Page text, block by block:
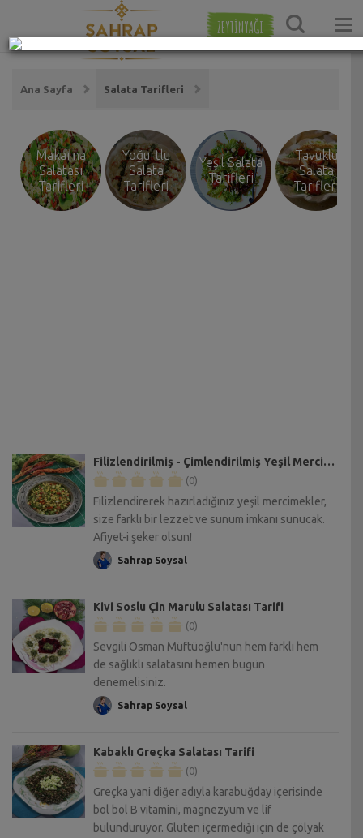
ZEYTİNYAĞI
Ana Sayfa Salata Tarifleri
Makarna
Salatası
Tarifleri
Yoğurtlu
Salata
Tarifleri
Yeşil Salata
Tarifleri
Tavuklu
Salata
Tarifleri
Filizlendirilmiş - Çimlendirilmiş Yeşil Mercimek Salatası Tarifi
(0)
Filizlendirerek hazırladığınız yeşil mercimekler,
size farklı bir lezzet ve sunum imkanı sunucak.
Afiyet-i şeker olsun!
Sahrap Soysal
Kivi Soslu Çin Marulu Salatası Tarifi
(0)
Sevgili Osman Müftüoğlu'nun hem farklı hem
de sağlıklı salatasını hemen bugün
denemelisiniz.
Sahrap Soysal
Kabaklı Greçka Salatası Tarifi
(0)
Greçka yani diğer adıyla karabuğday içerisinde
bol bol B vitamini, magnezyum ve lif
bulunduruyor. Gluten içermediği için de çölyak